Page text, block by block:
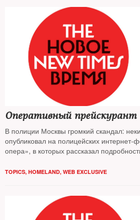
модный приталенный пиджак и Сталин —
The New Times узнaвал у первоисточника
Оперативный прейскурант
В полиции Москвы громкий скандал:
опубликовал на полицейских интернет-
опера», в которых рассказал
продаже преступлений соседним
TOPICS, HOMELAND, WEB EXCLUSIVE